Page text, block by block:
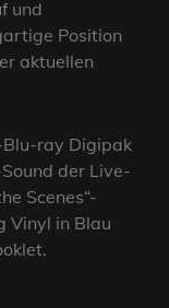
und
Position
aktuellen
ray Digipak
der Live-
Scenes“-
Vinyl in Blau